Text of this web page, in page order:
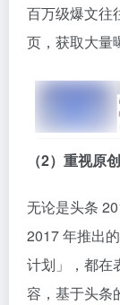
百万级爆文往
页，获取大量
（2）重视原
无论是头条
2017 年推出
计划」，都在
容，基于头条